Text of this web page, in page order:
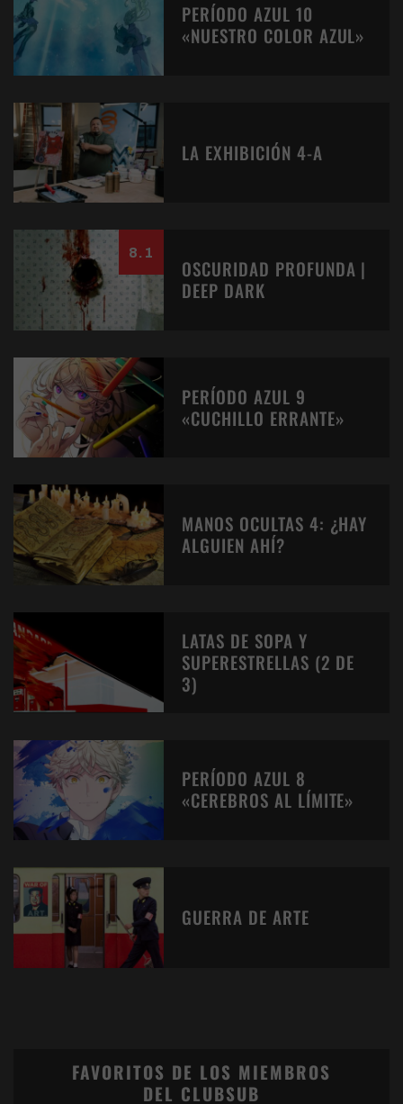
PERÍODO AZUL 10
«NUESTRO COLOR AZUL»
LA EXHIBICIÓN 4-A
8.1
OSCURIDAD PROFUNDA |
DEEP DARK
PERÍODO AZUL 9
«CUCHILLO ERRANTE»
MANOS OCULTAS 4: ¿HAY
ALGUIEN AHÍ?
LATAS DE SOPA Y
SUPERESTRELLAS (2 DE
3)
PERÍODO AZUL 8
«CEREBROS AL LÍMITE»
GUERRA DE ARTE
FAVORITOS DE LOS MIEMBROS
DEL CLUBSUB